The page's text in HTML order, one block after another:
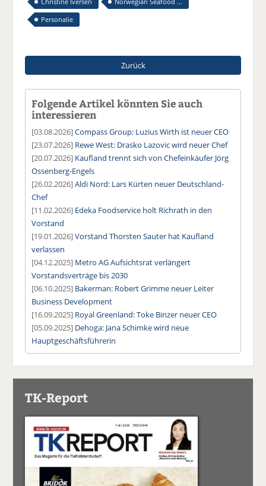
Personalie
Zurück
Folgende Artikel könnten Sie auch
interessieren
[03.08.2026]Compass Group: Luzius Wirth ist neuer CEO
[23.07.2026] Rewe West: Drasko Lazovic wird neuer Chef
[20.07.2026] Kaufland trennt sich von Chefeinkäufer Jörg
Ossenberg-Engels
[26.02.2026]Aldi Nord: Lars Kürten neuer Deutschland-
Chef
[11.02.2026] Edeka Foodservice holt Richrath in den
Vorstand
[19.01.2026]Vorstand Thorsten Sauter hat Kaufland
verlassen
[04.12.2025] Metro AG Aufsichtsrat verlängert
Vorstandsverträge bis 2030
[06.10.2025] Bakerman: Robert Grimme neuer Leiter
Business Development
[16.09.2025] Royal Greenland: Toke Binzer neuer CEO
[05.09.2025] Dehoga: Jana Schimke wird neue
Hauptgeschäftsführerin
TK-Report